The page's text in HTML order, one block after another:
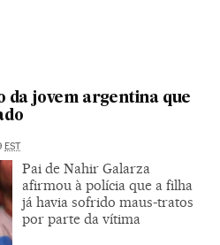
da jovem argentina que
EST
Pai de Nahir Galarza
afirmou à polícia que a filha
já havia sofrido maus-tratos
por parte da vítima